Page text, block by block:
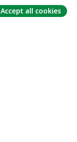
Accept all cookies